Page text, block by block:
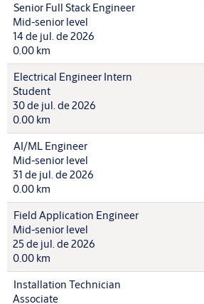
Senior Full Stack Engineer
Mid-senior level
14 de jul. de 2026
0.00 km
Electrical Engineer Intern
Student
30 de jul. de 2026
0.00 km
AI/ML Engineer
Mid-senior level
31 de jul. de 2026
0.00 km
Field Application Engineer
Mid-senior level
25 de jul. de 2026
0.00 km
Installation Technician
Associate